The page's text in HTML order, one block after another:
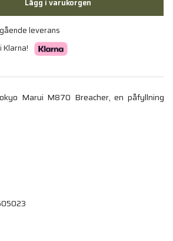
Lägg i varukorgen
leverans
Klarna!
Marui M870 Breacher, en påfyllning